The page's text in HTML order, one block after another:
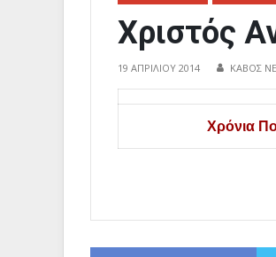
Χριστός
19 ΑΠΡΙΛΊΟΥ 2014 ΚΑΒΟΣ
Χρόνια Πολλά